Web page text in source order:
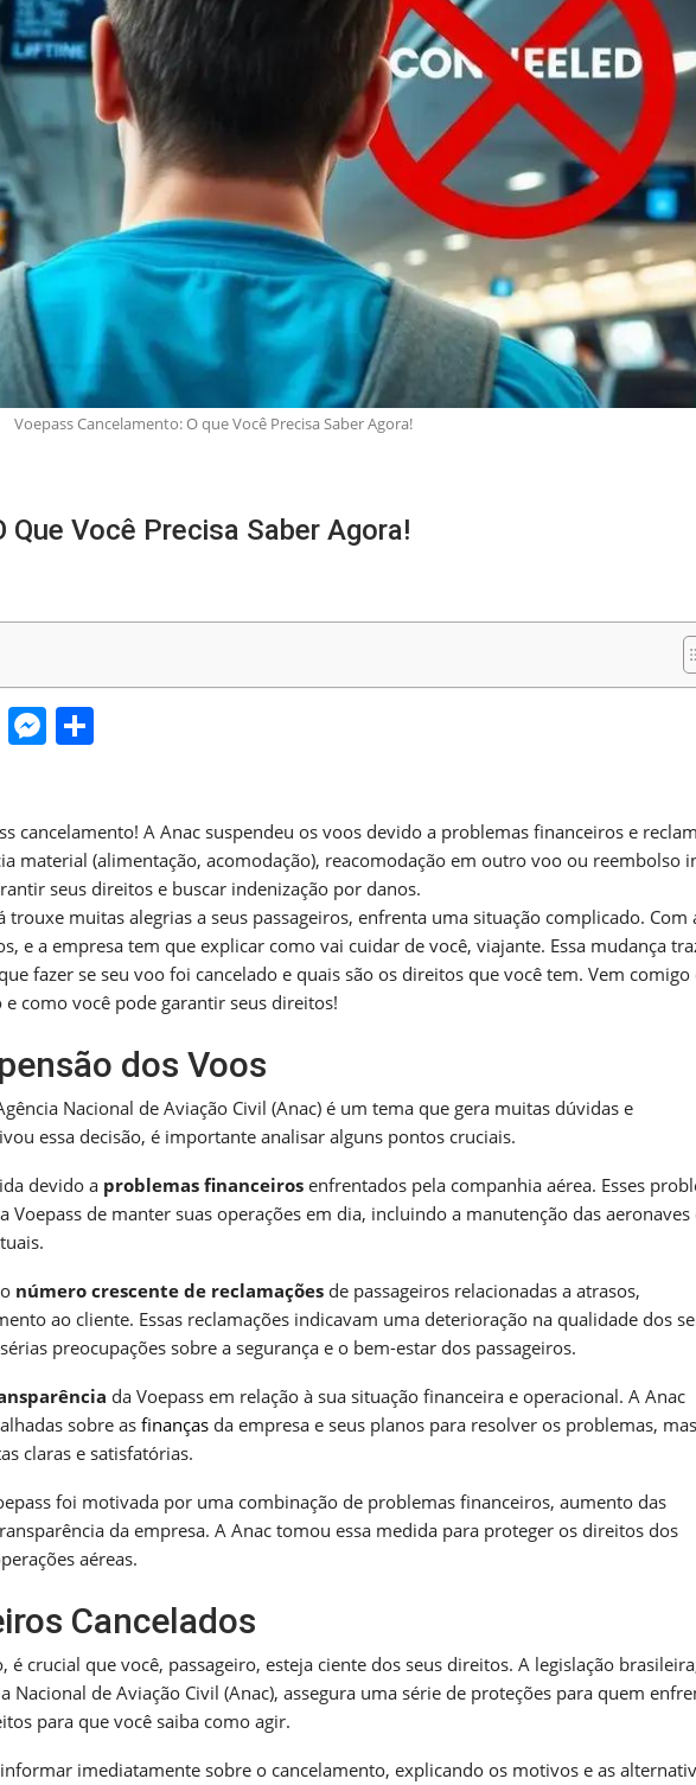
Voepass Cancelamento: O que Você Precisa Saber Agora!
Você Precisa Saber Agora!
Telegram
Messenger
cancelamento! A Anac suspendeu os voos devido a problemas financeiros e
material (alimentação, acomodação), reacomodação em outro voo ou reembolso
seus direitos e buscar indenização por danos.
trouxe muitas alegrias a seus passageiros, enfrenta uma situação complicado. Com
e a empresa tem que explicar como vai cuidar de você, viajante. Essa mudança
fazer se seu voo foi cancelado e quais são os direitos que você tem. Vem comigo
como você pode garantir seus direitos!
dos Voos
Nacional de Aviação Civil (Anac) é um tema que gera muitas dúvidas e
essa decisão, é importante analisar alguns pontos cruciais.
devido a problemas financeiros enfrentados pela companhia aérea. Esses
Voepass de manter suas operações em dia, incluindo a manutenção das aeronaves
número crescente de reclamações de passageiros relacionadas a atrasos,
ao cliente. Essas reclamações indicavam uma deterioração na qualidade dos
preocupações sobre a segurança e o bem-estar dos passageiros.
da Voepass em relação à sua situação financeira e operacional. A Anac
sobre as finanças da empresa e seus planos para resolver os problemas,
claras e satisfatórias.
foi motivada por uma combinação de problemas financeiros, aumento das
da empresa. A Anac tomou essa medida para proteger os direitos dos
aéreas.
Cancelados
é crucial que você, passageiro, esteja ciente dos seus direitos. A legislação
Nacional de Aviação Civil (Anac), assegura uma série de proteções para quem
para que você saiba como agir.
imediatamente sobre o cancelamento, explicando os motivos e as